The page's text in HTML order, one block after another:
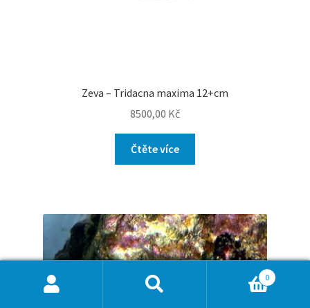
Zeva – Tridacna maxima 12+cm
8500,00 Kč
Čtěte více
0